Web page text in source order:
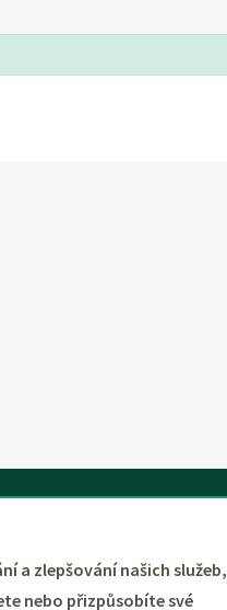
a zlepšování našich služeb,
nebo přizpůsobíte své